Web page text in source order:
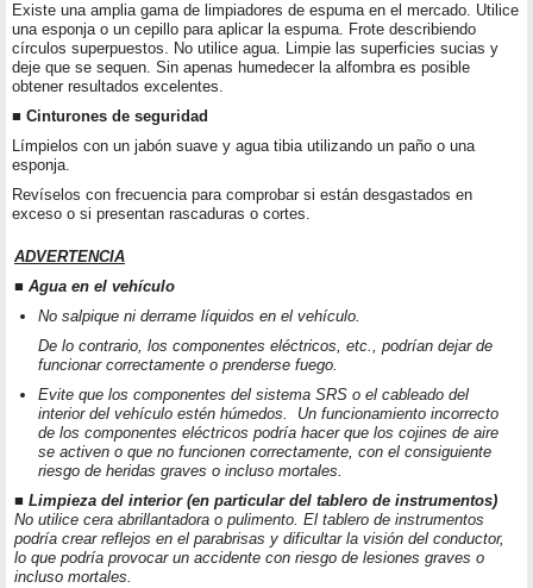
Existe una amplia gama de limpiadores de espuma en el mercado. Utilice
una esponja o un cepillo para aplicar la espuma. Frote describiendo
círculos superpuestos. No utilice agua. Limpie las superficies sucias y
deje que se sequen. Sin apenas humedecer la alfombra es posible
obtener resultados excelentes.
■ Cinturones de seguridad
Límpielos con un jabón suave y agua tibia utilizando un paño o una
esponja.
Revíselos con frecuencia para comprobar si están desgastados en
exceso o si presentan rascaduras o cortes.
ADVERTENCIA
■ Agua en el vehículo
No salpique ni derrame líquidos en el vehículo.
De lo contrario, los componentes eléctricos, etc., podrían dejar de
funcionar correctamente o prenderse fuego.
Evite que los componentes del sistema SRS o el cableado del
interior del vehículo estén húmedos. Un funcionamiento incorrecto
de los componentes eléctricos podría hacer que los cojines de aire
se activen o que no funcionen correctamente, con el consiguiente
riesgo de heridas graves o incluso mortales.
■ Limpieza del interior (en particular del tablero de instrumentos)
No utilice cera abrillantadora o pulimento. El tablero de instrumentos
podría crear reflejos en el parabrisas y dificultar la visión del conductor,
lo que podría provocar un accidente con riesgo de lesiones graves o
incluso mortales.